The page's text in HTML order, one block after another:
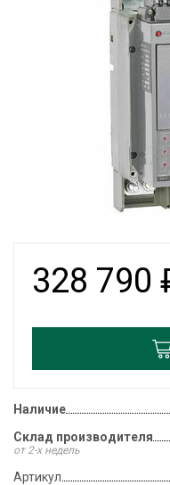
328 790
Наличие
Склад производителя
от 2-х недель
Артикул